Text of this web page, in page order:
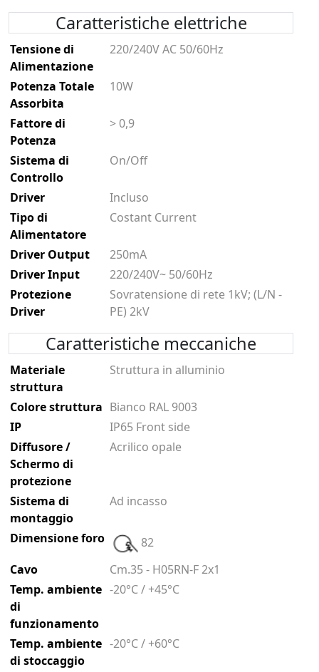
Caratteristiche elettriche
Tensione di
Alimentazione
220/240V AC 50/60Hz
Potenza Totale
Assorbita
10W
Fattore di
Potenza
> 0,9
Sistema di
Controllo
On/Off
Driver
Incluso
Tipo di
Alimentatore
Costant Current
Driver Output
250mA
Driver Input
220/240V~ 50/60Hz
Protezione
Driver
Sovratensione di rete 1kV; (L/N -
PE) 2kV
Caratteristiche meccaniche
Materiale
struttura
Struttura in alluminio
Colore struttura Bianco RAL 9003
IP
IP65 Front side
Diffusore /
Schermo di
protezione
Acrilico opale
Sistema di
montaggio
Ad incasso
Dimensione foro
82
Cavo
Cm.35 - H05RN-F 2x1
Temp. ambiente
di
funzionamento
-20°C / +45°C
Temp. ambiente
di stoccaggio
-20°C / +60°C